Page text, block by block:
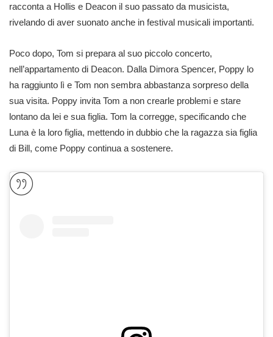
racconta a Hollis e Deacon il suo passato da musicista,
rivelando di aver suonato anche in festival musicali importanti.
Poco dopo, Tom si prepara al suo piccolo concerto,
nell’appartamento di Deacon. Dalla Dimora Spencer, Poppy lo
ha raggiunto lì e Tom non sembra abbastanza sorpreso della
sua visita. Poppy invita Tom a non crearle problemi e stare
lontano da lei e sua figlia. Tom la corregge, specificando che
Luna è la loro figlia, mettendo in dubbio che la ragazza sia figlia
di Bill, come Poppy continua a sostenere.